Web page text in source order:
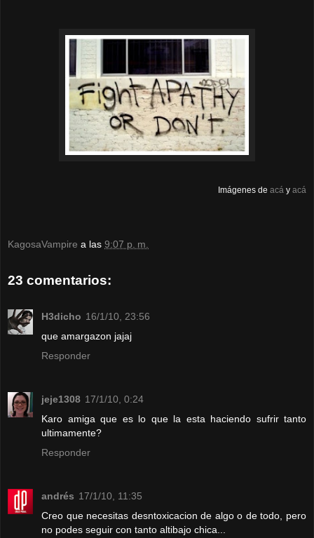
Imágenes de acá y acá
KagosaVampire a las 9:07 p. m.
23 comentarios:
H3dicho 16/1/10, 23:56
que amargazon jajaj
Responder
jeje1308 17/1/10, 0:24
Karo amiga que es lo que la esta haciendo sufrir tanto
ultimamente?
Responder
andrés 17/1/10, 11:35
Creo que necesitas desntoxicacion de algo o de todo, pero
no podes seguir con tanto altibajo chica...